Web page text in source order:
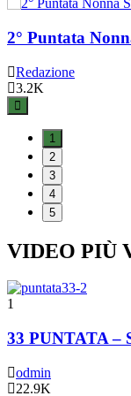
2° Puntata
Redazione
3.2K
1° Puntata
Redazione
3.2K
Pizza Talent
Redazione
2.6K
33 PUNTATA –
odmin
2K
Puntata 35 del
odmin
2K
1
2
3
4
5
VIDEO PIÙ
1
33 PUNTATA –
odmin
22.9K